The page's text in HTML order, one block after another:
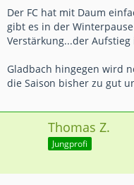
Der FC hat mit Daum
gibt es in der
Verstärkung...der
Gladbach hingegen wird
die Saison bisher zu gut
Thomas Z.
Jungprofi